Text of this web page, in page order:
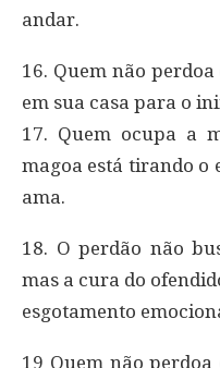
andar.
16. Quem não
em sua casa para o
17. Quem ocupa a
magoa está tirando o
ama.
18. O perdão não
mas a cura do
esgotamento
19 Quem não